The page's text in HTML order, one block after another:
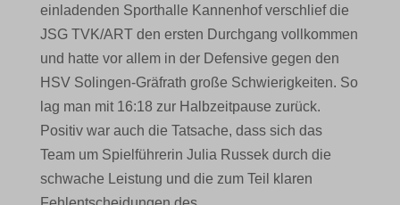
einladenden Sporthalle Kannenhof verschlief die
JSG TVK/ART den ersten Durchgang vollkommen
und hatte vor allem in der Defensive gegen den
HSV Solingen-Gräfrath große Schwierigkeiten. So
lag man mit 16:18 zur Halbzeitpause zurück.
Positiv war auch die Tatsache, dass sich das
Team um Spielführerin Julia Russek durch die
schwache Leistung und die zum Teil klaren